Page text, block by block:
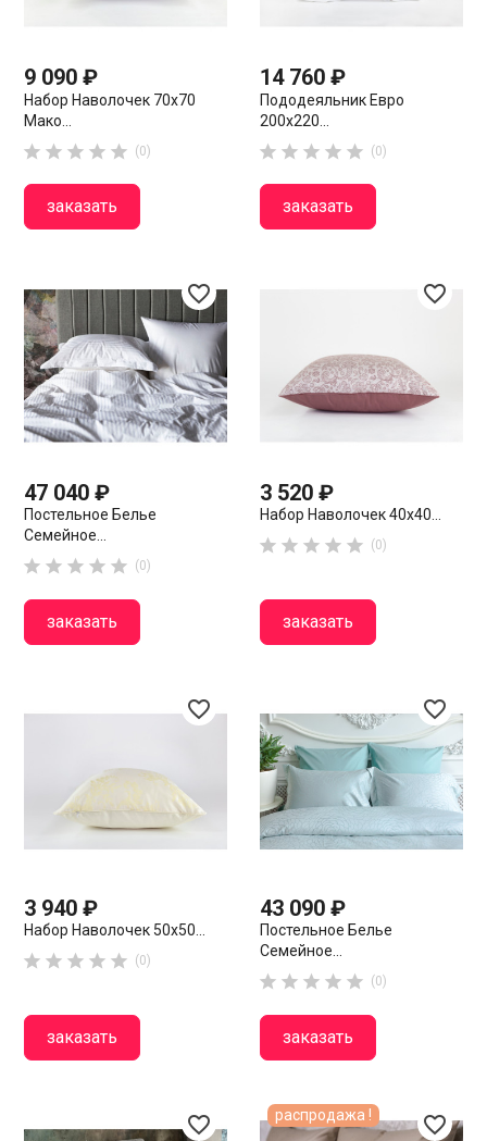
9 090 ₽
Набор Наволочек 70х70
Мако...
     (0)
заказать
14 760 ₽
Пододеяльник Евро
200х220...
     (0)
заказать
favorite_border
47 040 ₽
Постельное Белье
Семейное...
     (0)
заказать
favorite_border
3 520 ₽
Набор Наволочек 40х40...
     (0)
заказать
favorite_border
3 940 ₽
Набор Наволочек 50х50...
     (0)
заказать
favorite_border
43 090 ₽
Постельное Белье
Семейное...
     (0)
заказать
favorite_border favorite_border
распродажа !